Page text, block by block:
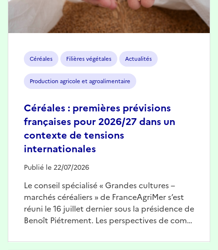
Céréales Filières végétales Actualités
Production agricole et agroalimentaire
Céréales : premières prévisions
françaises pour 2026/27 dans un
contexte de tensions
internationales
Publié le 22/07/2026
Le conseil spécialisé « Grandes cultures –
marchés céréaliers » de FranceAgriMer s’est
réuni le 16 juillet dernier sous la présidence de
Benoît Piétrement. Les perspectives de com…